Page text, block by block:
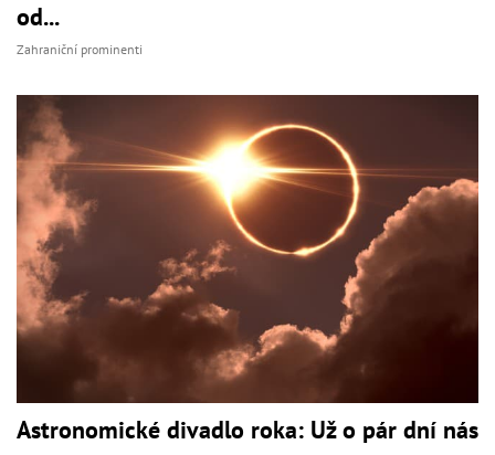
od...
Zahraniční prominenti
Astronomické divadlo roka: Už o pár dní nás